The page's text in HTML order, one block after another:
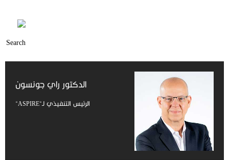
الدكتور راي جونسون
الرئيس التنفيذي لـ"ASPIRE"